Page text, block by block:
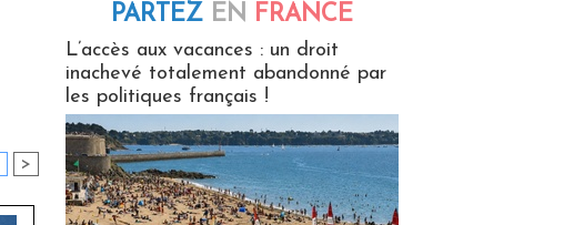
>
PARTEZ EN FRANCE
L’accès aux vacances : un droit
inachevé totalement abandonné par
les politiques français !